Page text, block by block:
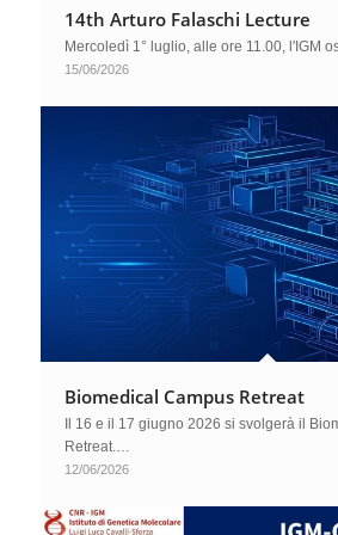
14th Arturo Falaschi Lecture
Mercoledì 1° luglio, alle ore 11.00, l'IGM
15/06/2026
Biomedical Campus Retreat
Il 16 e il 17 giugno 2026 si svolgerà il
Retreat.…
12/06/2026